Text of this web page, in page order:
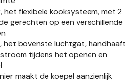
het flexibele kooksysteem, met 2
gerechten op een verschillende
het bovenste luchtgat, handhaaft
tijdens het openen en
maakt de koepel aanzienlijk